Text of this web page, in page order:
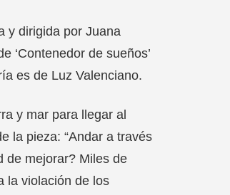
y dirigida por Juana
‘Contenedor de sueños’
es de Luz Valenciano.
y mar para llegar al
la pieza: “Andar a través
de mejorar? Miles de
la violación de los